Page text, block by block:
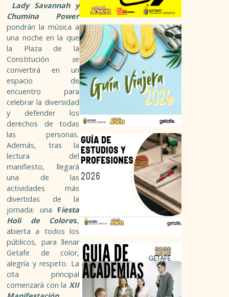
VOLUNTARIADO
OTRAS FORMAS
EMPLEO
GARANTÍA JUVENIL
RECURSOS DE EMPLEO GETAFE
ADMINISTRACIÓN PÚBLICA
BÚSQUEDA EN INTERNET
EMPLEO EN EL EXTRANJERO
CERTIFICADO DE DELITOS SEXUALES
FORMACIÓN
REGLADA
Lady Savannah y
Chumina Power
pondrán la música a
una noche en la que
la Plaza de la
Constitución se
convertirá en un
espacio de
encuentro para
celebrar la diversidad
y defender los
derechos de todas
las personas.
Además, tras la
lectura del
manifiesto, llegará
una de las
actividades más
divertidas de la
jornada: una Fiesta
Holi de Colores,
abierta a todos los
públicos, para llenar
Getafe de color,
alegría y respeto. La
cita principal
comenzará con la XII